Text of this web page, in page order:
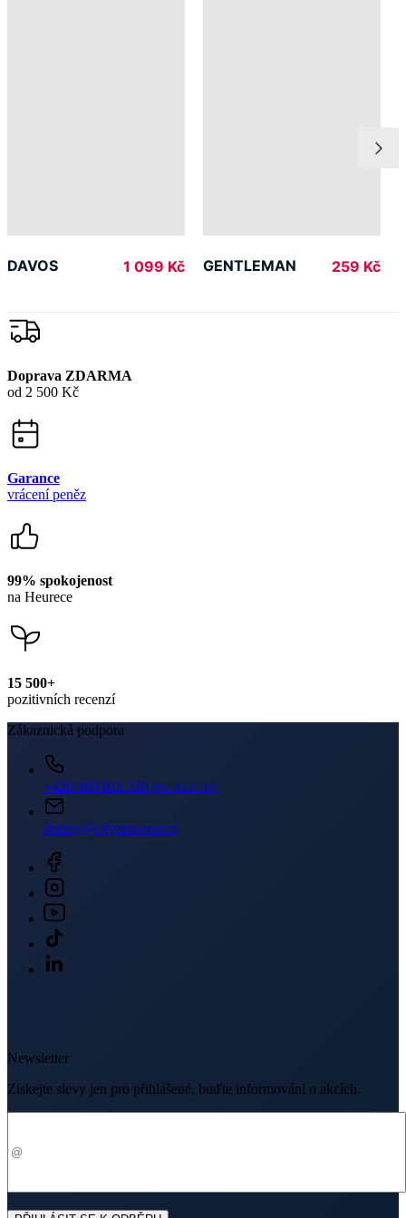
DAVOS 1 099 Kč GENTLEMAN 259 Kč
Doprava ZDARMA
od 2 500 Kč
Garance
vrácení peněz
99% spokojenost
na Heurece
15 500+
pozitivních recenzí
Zákaznická podpora
+420 469 811 310 (Po–Pá 9–16)
dotazy@cityzenwear.cz
Newsletter
Získejte slevy jen pro přihlášené, buďte informováni o akcích.